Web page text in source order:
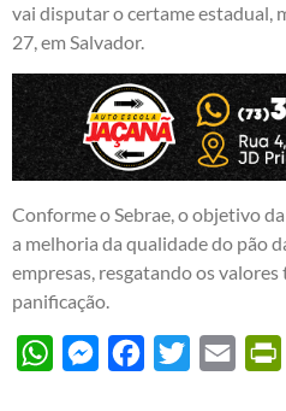
vai disputar o certame estadual,
27, em Salvador.
Conforme o Sebrae, o objetivo
a melhoria da qualidade do pão
empresas, resgatando os
panificação.
WhatsAppMessengerFacebook
Twitter Email